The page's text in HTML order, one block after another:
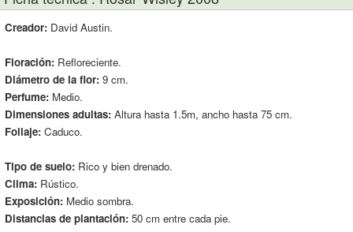
Creador: David Austin.
Floración: Refloreciente.
Diámetro de la flor: 9 cm.
Perfume: Medio.
Dimensiones adultas: Altura hasta 1.5m, ancho hasta 75 cm.
Follaje: Caduco.
Tipo de suelo: Rico y bien drenado.
Clima: Rústico.
Exposición: Medio sombra.
Distancias de plantación: 50 cm entre cada pie.